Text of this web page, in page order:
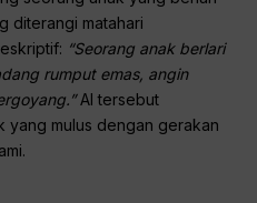
diterangi matahari
“Seorang anak berlari
rumput emas, angin
AI tersebut
yang mulus dengan gerakan